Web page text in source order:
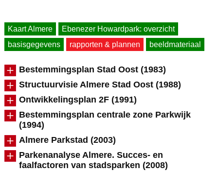
Kaart Almere
Ebenezer Howardpark: overzicht
basisgegevens
rapporten & plannen beeldmateriaal
Bestemmingsplan Stad Oost (1983)
Structuurvisie Almere Stad Oost (1988)
Ontwikkelingsplan 2F (1991)
Bestemmingsplan centrale zone Parkwijk
(1994)
Almere Parkstad (2003)
Parkenanalyse Almere. Succes- en
faalfactoren van stadsparken (2008)